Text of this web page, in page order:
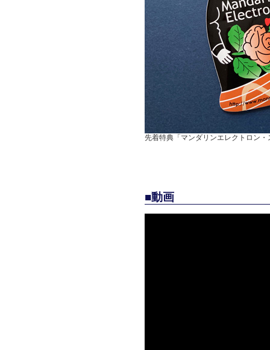
先着特典「マンダリンエレクトロン・
■動画